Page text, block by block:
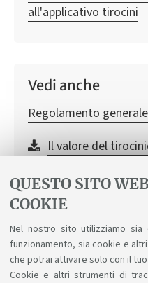
QUESTO SITO
COOKIE
Nel nostro sito utilizziamo
funzionamento, sia cookie e
che potrai attivare solo con il
Cookie e altri strumenti di
all'applicativo tirocini
Vedi anche
Regolamento
Il valore del
Ti interessano i
Informazioni sui